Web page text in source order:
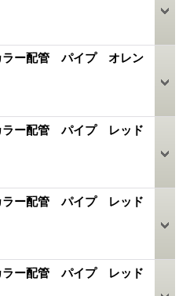
ー配管 パイプ オレン
ー配管 パイプ レッド
ー配管 パイプ レッド
ー配管 パイプ レッド